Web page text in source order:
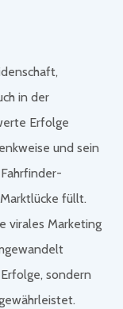
in der
Erfolge
und sein
füllt.
virales Marketing
sondern